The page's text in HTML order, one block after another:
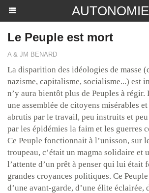
AUTONOMIE
Le Peuple est mort
A & JM BENARD
La disparition des idéologies de masse
nazisme, capitalisme, socialisme...) est
n’y aura bientôt plus de Peuples à régir.
une assemblée de citoyens misérables
abrutis par le travail, peu instruits et
par les épidémies la faim et les guerres
Ce Peuple fonctionnait à l’unisson, sur
troupeau, c’était un magma solidaire et
l’attente d’un prêt à penser qui lui était
grandes croyances politiques. Ce
d’une avant-garde, d’une élite éclairée,